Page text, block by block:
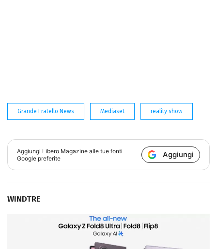
Grande Fratello News Mediaset reality show
Aggiungi Libero Magazine alle tue fonti
Google preferite
Aggiungi
WINDTRE